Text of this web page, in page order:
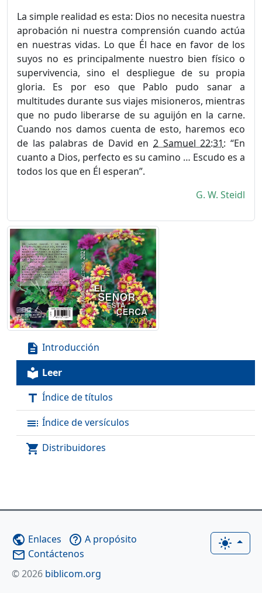
La simple realidad es esta: Dios no necesita nuestra
aprobación ni nuestra comprensión cuando actúa
en nuestras vidas. Lo que Él hace en favor de los
suyos no es principalmente nuestro bien físico o
supervivencia, sino el despliegue de su propia
gloria. Es por eso que Pablo pudo sanar a
multitudes durante sus viajes misioneros, mientras
que no pudo liberarse de su aguijón en la carne.
Cuando nos damos cuenta de esto, haremos eco
de las palabras de David en 2 Samuel 22:31: “En
cuanto a Dios, perfecto es su camino … Escudo es a
todos los que en Él esperan”.
G. W. Steidl
description Introducción
local_library Leer
title Índice de títulos
toc Índice de versículos
shopping_cart Distribuidores
light_mode
public Enlaces help_outline A propósito
mail_outline Contáctenos
© 2026 biblicom.org